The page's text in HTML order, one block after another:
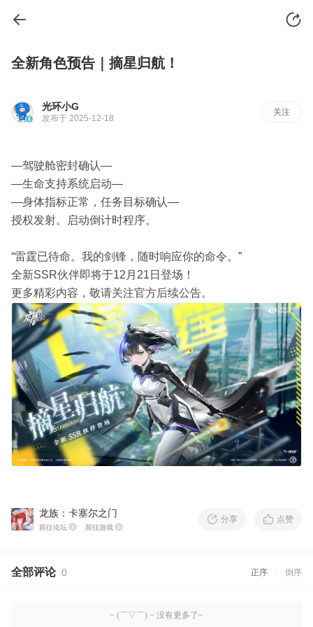
全新角色预告｜摘星归航！
光环小G
发布于 2025-12-18
关注
—驾驶舱密封确认—
—生命支持系统启动—
—身体指标正常，任务目标确认—
授权发射。启动倒计时程序。
“雷霆已待命。我的剑锋，随时响应你的命令。”
全新SSR伙伴即将于12月21日登场！
更多精彩内容，敬请关注官方后续公告。
龙族：卡塞尔之门
前往论坛 前往游戏
分享 点赞
全部评论 0 正序 倒序
~ (￣▽￣) ~ 没有更多了~